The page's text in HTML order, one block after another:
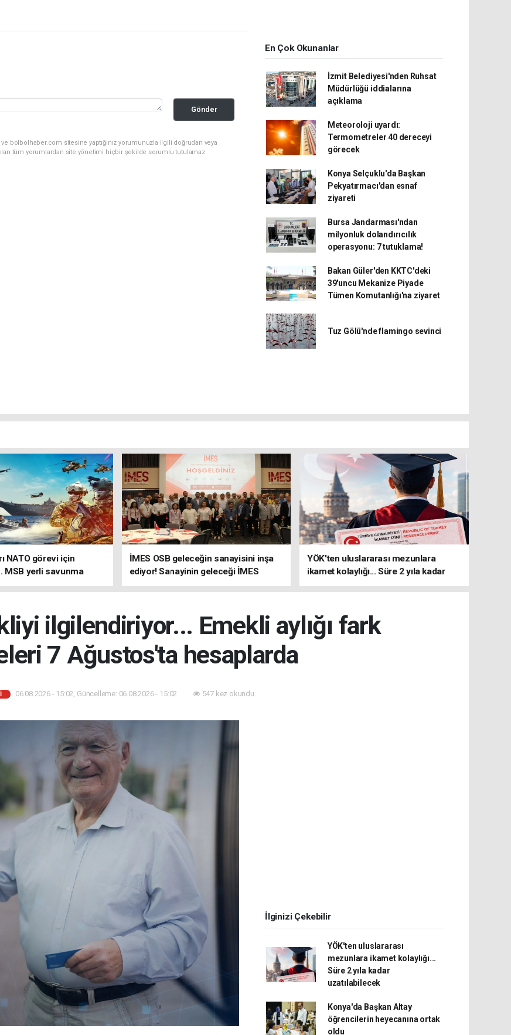
Gönder
bolbolhaber.com sitesine yaptığınız yorumunuzla ilgili doğrudan veya
tüm yorumlardan site yönetimi hiçbir şekilde sorumlu tutulamaz.
En Çok Okunanlar
İzmit Belediyesi'nden Ruhsat
Müdürlüğü iddialarına
açıklama
Meteoroloji uyardı:
Termometreler 40 dereceyi
görecek
Konya Selçuklu'da Başkan
Pekyatırmacı'dan esnaf
ziyareti
Bursa Jandarması'ndan
milyonluk dolandırıcılık
operasyonu: 7 tutuklama!
Bakan Güler'den KKTC'deki
39'uncu Mekanize Piyade
Tümen Komutanlığı'na ziyaret
Tuz Gölü'nde flamingo sevinci
NATO görevi için
MSB yerli savunma
güçleniyor
İMES OSB geleceğin sanayisini inşa
ediyor! Sanayinin geleceği İMES
OSB'de konuşuldu
YÖK'ten uluslararası mezunlara
ikamet kolaylığı... Süre 2 yıla kadar
uzatılabilecek
ilgilendiriyor... Emekli aylığı fark
7 Ağustos'ta hesaplarda
06.08.2026 - 15:02, Güncelleme: 06.08.2026 - 15:02 547 kez okundu.
İlginizi Çekebilir
YÖK'ten uluslararası
mezunlara ikamet kolaylığı...
Süre 2 yıla kadar
uzatılabilecek
Konya'da Başkan Altay
öğrencilerin heyecanına ortak
oldu